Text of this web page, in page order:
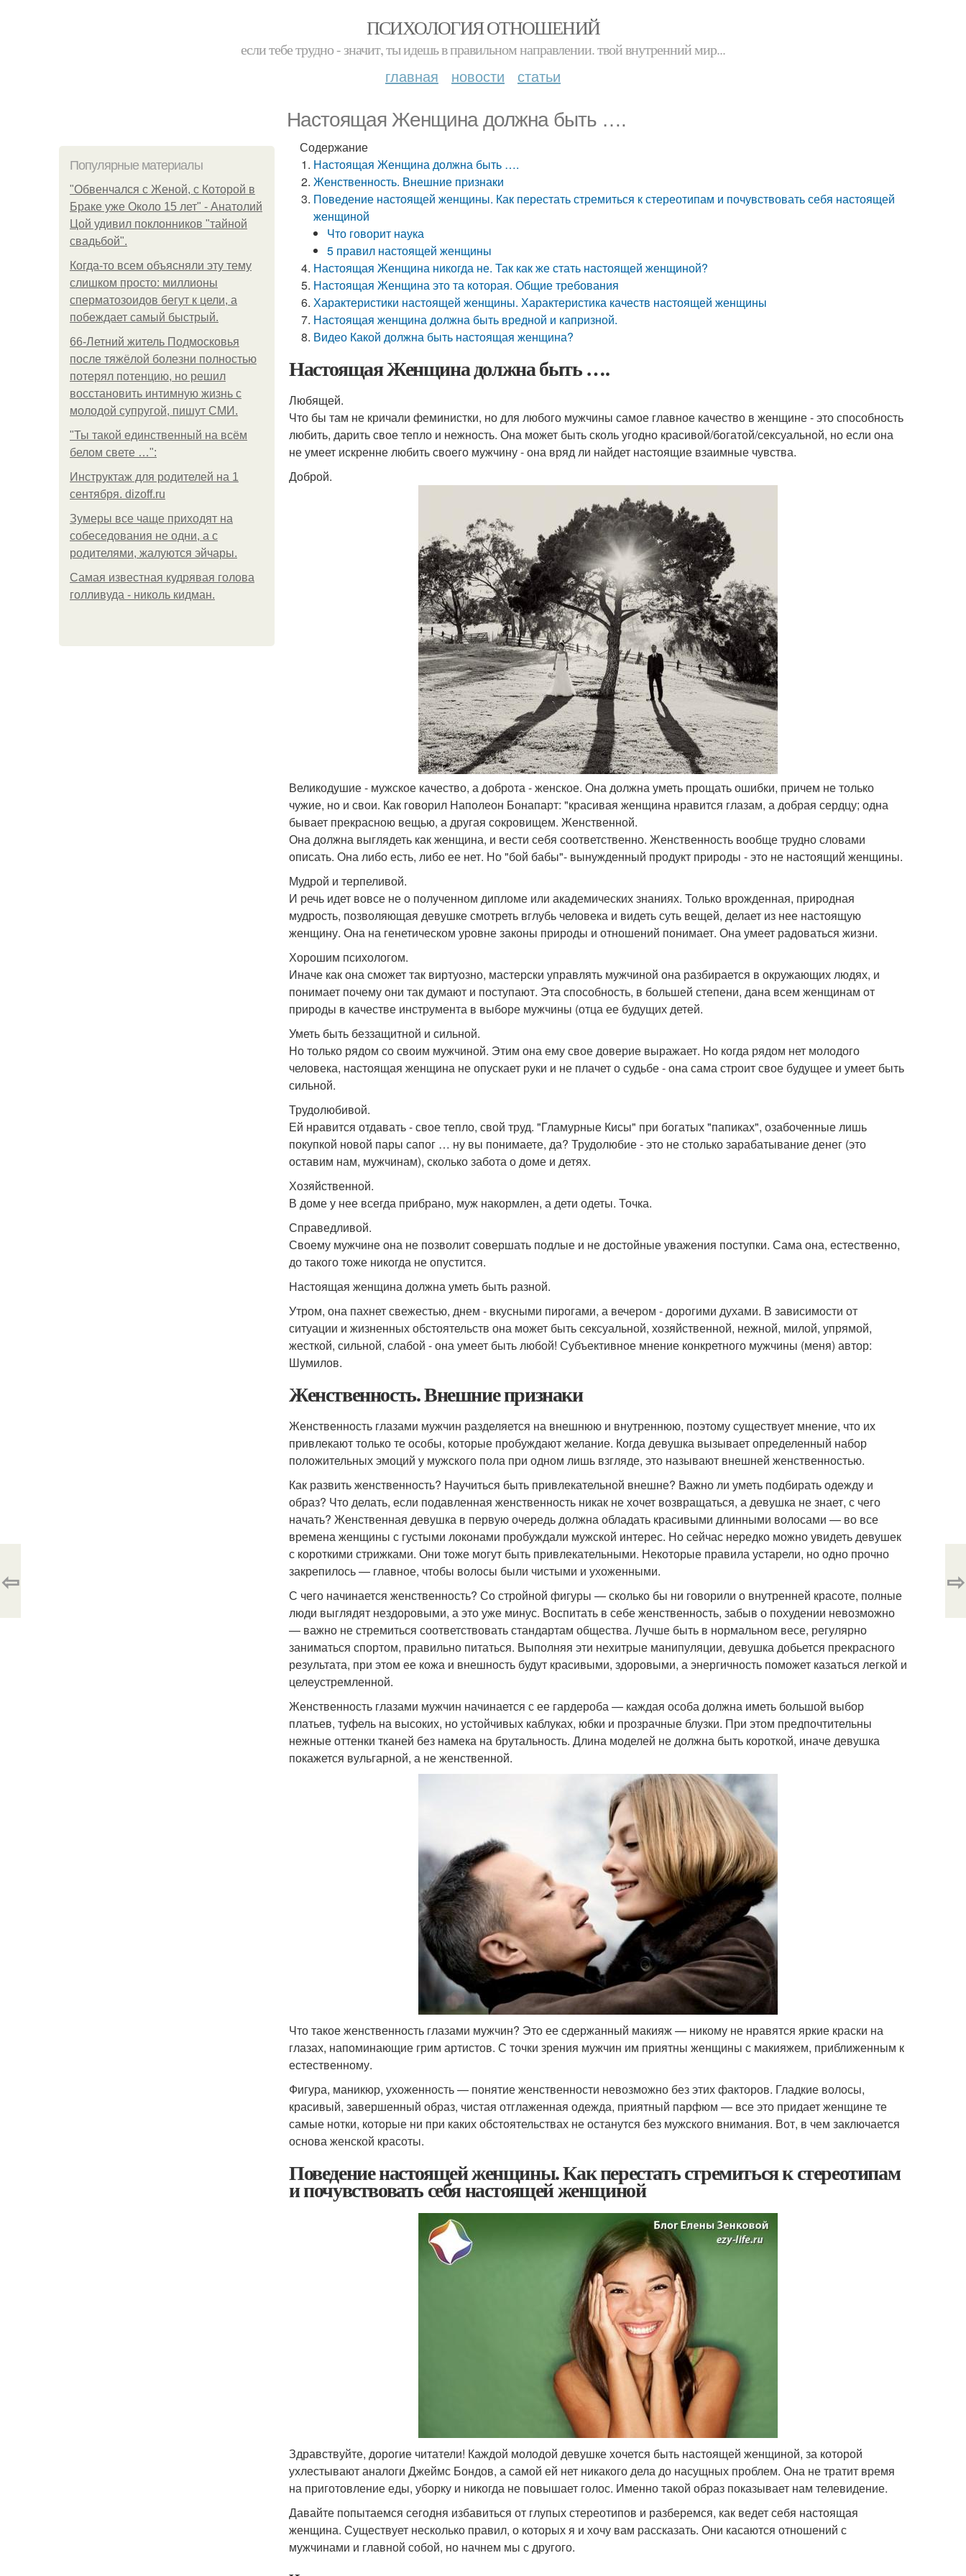
ПСИХОЛОГИЯ ОТНОШЕНИЙ
если тебе трудно - значит, ты идешь в правильном направлении. твой внутренний мир...
главная новости статьи
Настоящая Женщина должна быть ….
Популярные материалы
"Обвенчался с Женой, с Которой в
Браке уже Около 15 лет" - Анатолий
Цой удивил поклонников "тайной
свадьбой".
Когда-то всем объясняли эту тему
слишком просто: миллионы
сперматозоидов бегут к цели, а
побеждает самый быстрый.
66-Летний житель Подмосковья
после тяжёлой болезни полностью
потерял потенцию, но решил
восстановить интимную жизнь с
молодой супругой, пишут СМИ.
"Ты такой единственный на всём
белом свете …":
Инструктаж для родителей на 1
сентября. dizoff.ru
Зумеры все чаще приходят на
собеседования не одни, а с
родителями, жалуются эйчары.
Самая известная кудрявая голова
голливуда - николь кидман.
Содержание
Настоящая Женщина должна быть ….
Женственность. Внешние признаки
Поведение настоящей женщины. Как перестать стремиться к стереотипам и почувствовать себя настоящей
женщиной
Что говорит наука
5 правил настоящей женщины
Настоящая Женщина никогда не. Так как же стать настоящей женщиной?
Настоящая Женщина это та которая. Общие требования
Характеристики настоящей женщины. Характеристика качеств настоящей женщины
Настоящая женщина должна быть вредной и капризной.
Видео Какой должна быть настоящая женщина?
Настоящая Женщина должна быть ….
Любящей.
Что бы там не кричали феминистки, но для любого мужчины самое главное качество в женщине - это способность
любить, дарить свое тепло и нежность. Она может быть сколь угодно красивой/богатой/сексуальной, но если она
не умеет искренне любить своего мужчину - она вряд ли найдет настоящие взаимные чувства.
Доброй.
Великодушие - мужское качество, а доброта - женское. Она должна уметь прощать ошибки, причем не только
чужие, но и свои. Как говорил Наполеон Бонапарт: "красивая женщина нравится глазам, а добрая сердцу; одна
бывает прекрасною вещью, а другая сокровищем. Женственной.
Она должна выглядеть как женщина, и вести себя соответственно. Женственность вообще трудно словами
описать. Она либо есть, либо ее нет. Но "бой бабы"- вынужденный продукт природы - это не настоящий женщины.
Мудрой и терпеливой.
И речь идет вовсе не о полученном дипломе или академических знаниях. Только врожденная, природная
мудрость, позволяющая девушке смотреть вглубь человека и видеть суть вещей, делает из нее настоящую
женщину. Она на генетическом уровне законы природы и отношений понимает. Она умеет радоваться жизни.
Хорошим психологом.
Иначе как она сможет так виртуозно, мастерски управлять мужчиной она разбирается в окружающих людях, и
понимает почему они так думают и поступают. Эта способность, в большей степени, дана всем женщинам от
природы в качестве инструмента в выборе мужчины (отца ее будущих детей.
Уметь быть беззащитной и сильной.
Но только рядом со своим мужчиной. Этим она ему свое доверие выражает. Но когда рядом нет молодого
человека, настоящая женщина не опускает руки и не плачет о судьбе - она сама строит свое будущее и умеет быть
сильной.
Трудолюбивой.
Ей нравится отдавать - свое тепло, свой труд. "Гламурные Кисы" при богатых "папиках", озабоченные лишь
покупкой новой пары сапог … ну вы понимаете, да? Трудолюбие - это не столько зарабатывание денег (это
оставим нам, мужчинам), сколько забота о доме и детях.
Хозяйственной.
В доме у нее всегда прибрано, муж накормлен, а дети одеты. Точка.
Справедливой.
Своему мужчине она не позволит совершать подлые и не достойные уважения поступки. Сама она, естественно,
до такого тоже никогда не опустится.
Настоящая женщина должна уметь быть разной.
Утром, она пахнет свежестью, днем - вкусными пирогами, а вечером - дорогими духами. В зависимости от
ситуации и жизненных обстоятельств она может быть сексуальной, хозяйственной, нежной, милой, упрямой,
жесткой, сильной, слабой - она умеет быть любой! Субъективное мнение конкретного мужчины (меня) автор:
Шумилов.
Женственность. Внешние признаки
Женственность глазами мужчин разделяется на внешнюю и внутреннюю, поэтому существует мнение, что их
привлекают только те особы, которые пробуждают желание. Когда девушка вызывает определенный набор
положительных эмоций у мужского пола при одном лишь взгляде, это называют внешней женственностью.
Как развить женственность? Научиться быть привлекательной внешне? Важно ли уметь подбирать одежду и
образ? Что делать, если подавленная женственность никак не хочет возвращаться, а девушка не знает, с чего
начать? Женственная девушка в первую очередь должна обладать красивыми длинными волосами — во все
времена женщины с густыми локонами пробуждали мужской интерес. Но сейчас нередко можно увидеть девушек
с короткими стрижками. Они тоже могут быть привлекательными. Некоторые правила устарели, но одно прочно
закрепилось — главное, чтобы волосы были чистыми и ухоженными.
С чего начинается женственность? Со стройной фигуры — сколько бы ни говорили о внутренней красоте, полные
люди выглядят нездоровыми, а это уже минус. Воспитать в себе женственность, забыв о похудении невозможно
— важно не стремиться соответствовать стандартам общества. Лучше быть в нормальном весе, регулярно
заниматься спортом, правильно питаться. Выполняя эти нехитрые манипуляции, девушка добьется прекрасного
результата, при этом ее кожа и внешность будут красивыми, здоровыми, а энергичность поможет казаться легкой и
целеустремленной.
Женственность глазами мужчин начинается с ее гардероба — каждая особа должна иметь большой выбор
платьев, туфель на высоких, но устойчивых каблуках, юбки и прозрачные блузки. При этом предпочтительны
нежные оттенки тканей без намека на брутальность. Длина моделей не должна быть короткой, иначе девушка
покажется вульгарной, а не женственной.
Что такое женственность глазами мужчин? Это ее сдержанный макияж — никому не нравятся яркие краски на
глазах, напоминающие грим артистов. С точки зрения мужчин им приятны женщины с макияжем, приближенным к
естественному.
Фигура, маникюр, ухоженность — понятие женственности невозможно без этих факторов. Гладкие волосы,
красивый, завершенный образ, чистая отглаженная одежда, приятный парфюм — все это придает женщине те
самые нотки, которые ни при каких обстоятельствах не останутся без мужского внимания. Вот, в чем заключается
основа женской красоты.
Поведение настоящей женщины. Как перестать стремиться к стереотипам
и почувствовать себя настоящей женщиной
Здравствуйте, дорогие читатели! Каждой молодой девушке хочется быть настоящей женщиной, за которой
ухлестывают аналоги Джеймс Бондов, а самой ей нет никакого дела до насущных проблем. Она не тратит время
на приготовление еды, уборку и никогда не повышает голос. Именно такой образ показывает нам телевидение.
Давайте попытаемся сегодня избавиться от глупых стереотипов и разберемся, как ведет себя настоящая
женщина. Существует несколько правил, о которых я и хочу вам рассказать. Они касаются отношений с
мужчинами и главной собой, но начнем мы с другого.
⇦ ⇨